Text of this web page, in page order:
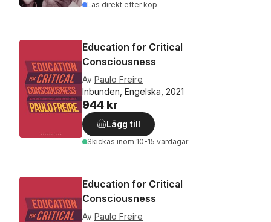
Läs direkt efter köp
Education for Critical
Consciousness
Av Paulo Freire
Inbunden, Engelska, 2021
944 kr
Lägg till
Skickas inom 10-15 vardagar
Education for Critical
Consciousness
Av Paulo Freire